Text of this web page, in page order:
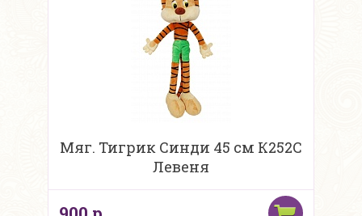
Мяг. Тигрик Синди 45 см К252С
Левеня